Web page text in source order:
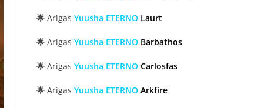
🌟 Arigas Yuusha ETERNO Laurt
🌟 Arigas Yuusha ETERNO Barbathos
🌟 Arigas Yuusha ETERNO Carlosfas
🌟 Arigas Yuusha ETERNO Arkfire